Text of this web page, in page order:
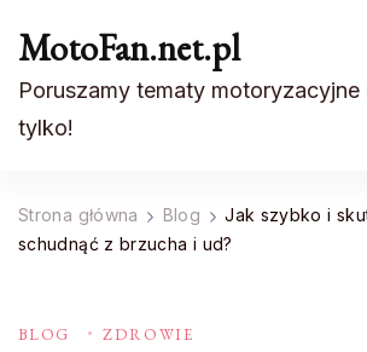
MotoFan.net.pl
Poruszamy tematy motoryzacyjne
tylko!
Strona główna Blog
Jak szybko i
schudnąć z brzucha i ud?
BLOG ZDROWIE